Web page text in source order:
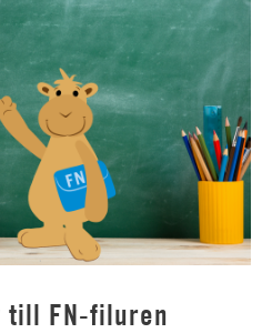
till FN-filuren